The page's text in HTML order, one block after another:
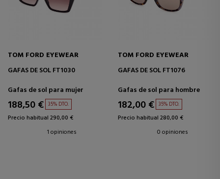
TOM FORD EYEWEAR
GAFAS DE SOL FT1030
Gafas de sol para mujer
188,50 € 35% DTO.
Precio habitual 290,00 €
1 opiniones
TOM FORD EYEWEAR
GAFAS DE SOL FT1076
Gafas de sol para hombre
182,00 € 35% DTO.
Precio habitual 280,00 €
0 opiniones